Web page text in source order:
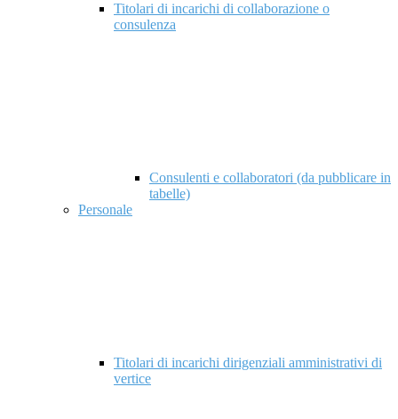
Titolari di incarichi di collaborazione o
consulenza
Consulenti e collaboratori (da pubblicare in
tabelle)
Personale
Titolari di incarichi dirigenziali amministrativi di
vertice